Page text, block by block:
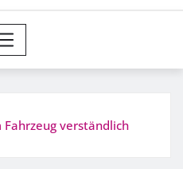
Fahrzeug verständlich